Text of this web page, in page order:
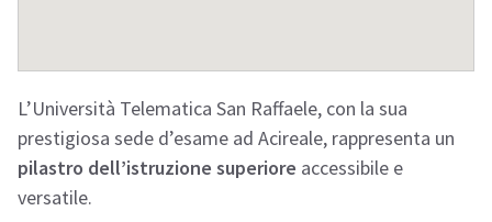
L’Università Telematica San Raffaele, con la sua
prestigiosa sede d’esame ad Acireale, rappresenta un
pilastro dell’istruzione superiore accessibile e
versatile.